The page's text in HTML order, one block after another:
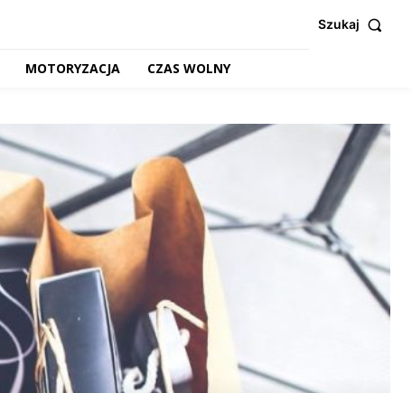
Szukaj
MOTORYZACJA CZAS WOLNY